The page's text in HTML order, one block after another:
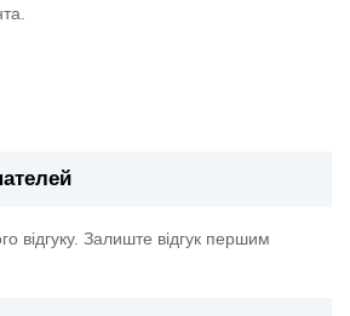
відгуку. Залиште відгук першим